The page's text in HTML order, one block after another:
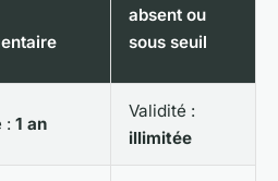
absent ou
sous seuil
: 1 an
Validité :
illimitée